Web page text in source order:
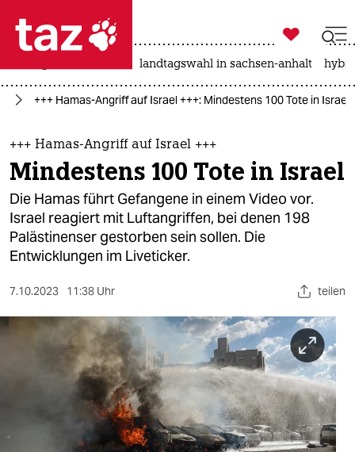
 taz zahl ich
taz zahl ich
themen
politik
öko
gesellschaft
kultur
sport
wahrheit

taz zahl ich
landtagswahl in sachsen-anhalt
+++ Hamas-Angriff auf Israel +++: Mindestens 100 Tote in Israel
+++ Hamas-Angriff auf Israel +++
Mindestens 100 Tote in Israel
Die Hamas führt Gefangene in einem Video vor.
Israel reagiert mit Luftangriffen, bei denen 198
Palästinenser gestorben sein sollen. Die
Entwicklungen im Liveticker.
7.10.2023 11:38 Uhr teilen